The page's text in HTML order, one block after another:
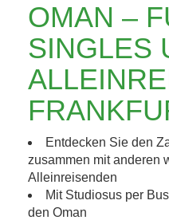
OMAN –
SINGLES
Entdecken Sie den
zusammen mit anderen
Alleinreisenden
Mit Studiosus per
den Oman